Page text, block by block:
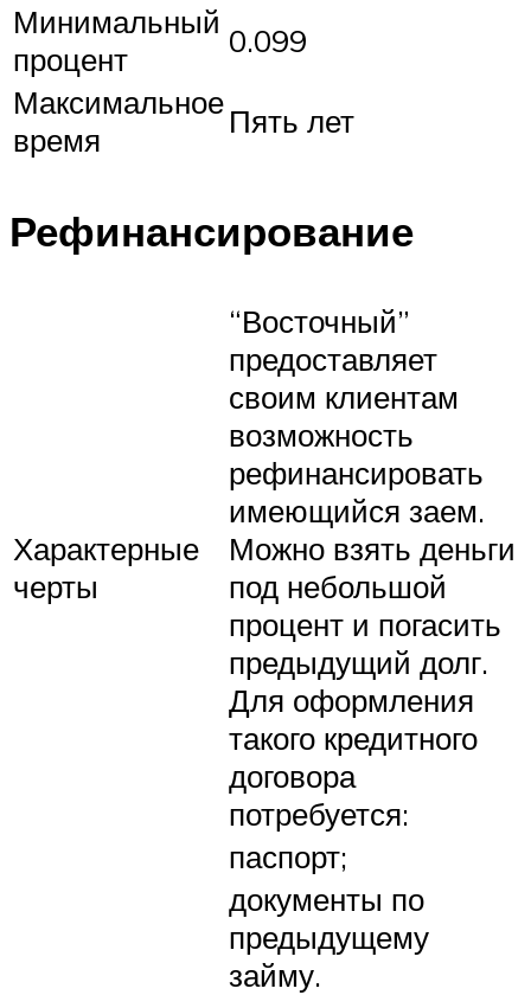
Минимальный
процент
0.099
Максимальное
время
Пять лет
Рефинансирование
Характерные
черты
“Восточный”
предоставляет
своим клиентам
возможность
рефинансировать
имеющийся заем.
Можно взять деньги
под небольшой
процент и погасить
предыдущий долг.
Для оформления
такого кредитного
договора
потребуется:
паспорт;
документы по
предыдущему
займу.